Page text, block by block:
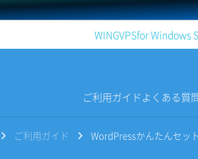
WINGVPSfor Windows
ご利用ガイド よくある質
ご利用ガイド WordPressかんたんセッ